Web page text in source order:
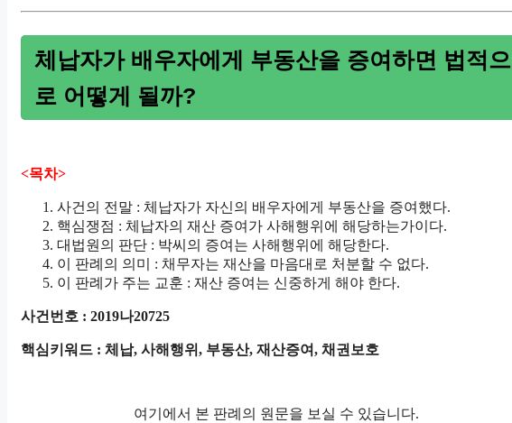
체납자가 배우자에게 부동산을 증여하면 법적으
로 어떻게 될까?
<목차>
사건의 전말 : 체납자가 자신의 배우자에게 부동산을 증여했다.
핵심쟁점 : 체납자의 재산 증여가 사해행위에 해당하는가이다.
대법원의 판단 : 박씨의 증여는 사해행위에 해당한다.
이 판례의 의미 : 채무자는 재산을 마음대로 처분할 수 없다.
이 판례가 주는 교훈 : 재산 증여는 신중하게 해야 한다.
사건번호 : 2019나20725
핵심키워드 : 체납, 사해행위, 부동산, 재산증여, 채권보호
여기에서 본 판례의 원문을 보실 수 있습니다.